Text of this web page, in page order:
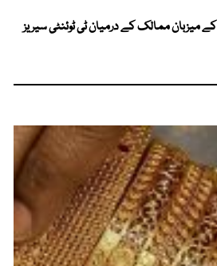
ورلڈ کپ 2027 کے میزبان ممالک کے درمیان ٹی ٹوئنٹی سیریز